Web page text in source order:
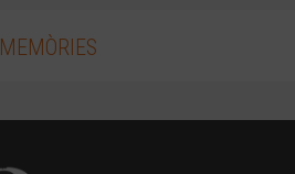
MEMÒRIES